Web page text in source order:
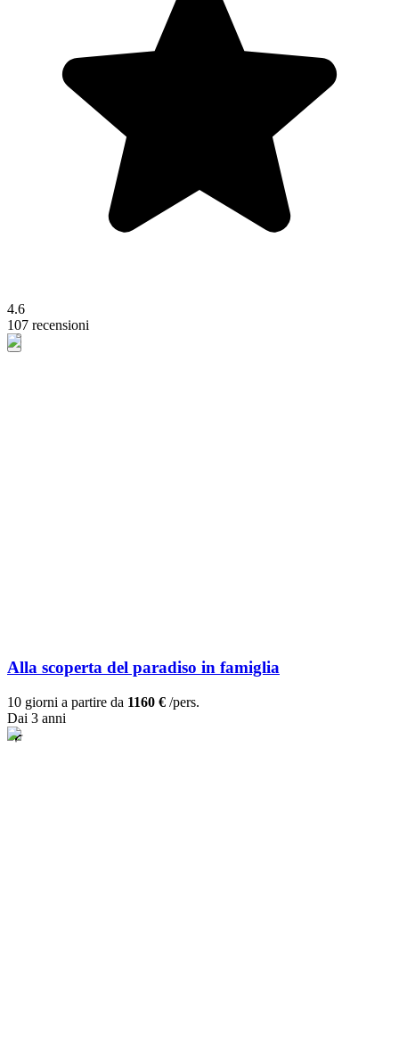
4.6
107 recensioni
Alla scoperta del paradiso in famiglia
10 giorni a partire da 1160 € /pers.
Dai 3 anni